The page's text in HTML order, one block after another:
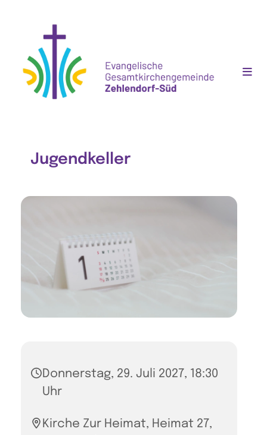
Jugendkeller
Donnerstag, 29. Juli 2027, 18:30
Uhr
Kirche Zur Heimat, Heimat 27,